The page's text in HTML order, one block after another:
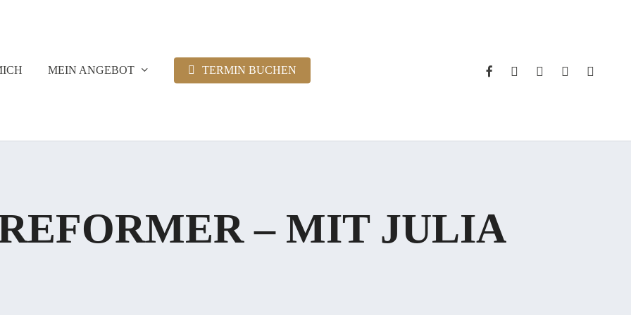
MEIN ANGEBOT TERMIN BUCHEN FACEBOOK
INSTAGRAM
WHATSAPP
PHONEEMAIL
– MIT JULIA